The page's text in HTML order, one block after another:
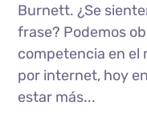
Burnett. ¿Se
frase? Podemos
competencia en el
por internet, hoy
estar más...